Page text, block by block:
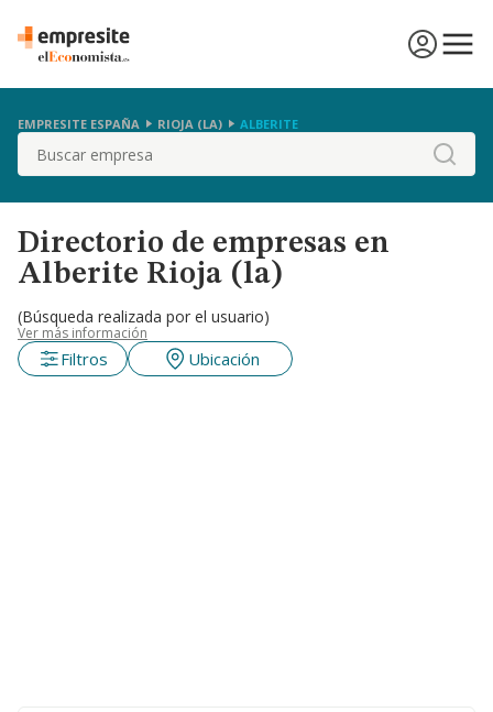
EMPRESITE ESPAÑA RIOJA (LA) ALBERITE
Buscar
Directorio de empresas en
Alberite Rioja (la)
(Búsqueda realizada por el usuario)
Ver más información
Filtros Ubicación